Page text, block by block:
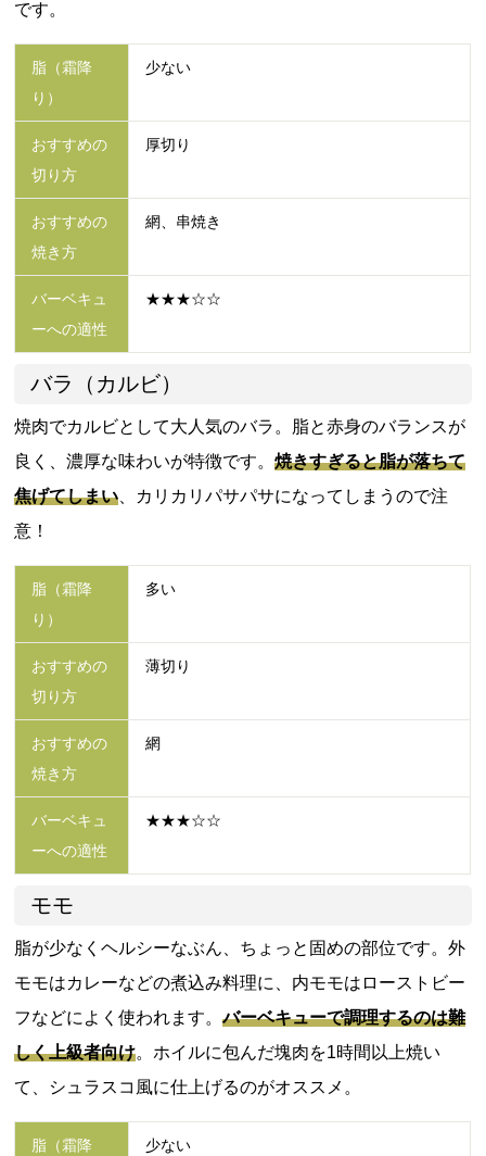
です。
脂（霜降
り）
少ない
おすすめの
切り方
厚切り
おすすめの
焼き方
網、串焼き
バーベキュ
ーへの適性
★★★☆☆
バラ（カルビ）
焼肉でカルビとして大人気のバラ。脂と赤身のバランスが
良く、濃厚な味わいが特徴です。焼きすぎると脂が落ちて
焦げてしまい 、カリカリパサパサになってしまうので注
意！
脂（霜降
り）
多い
おすすめの
切り方
薄切り
おすすめの
焼き方
網
バーベキュ
ーへの適性
★★★☆☆
モモ
脂が少なくヘルシーなぶん、ちょっと固めの部位です。外
モモはカレーなどの煮込み料理に、内モモはローストビー
フなどによく使われます。バーベキューで調理するのは難
しく上級者向け。ホイルに包んだ塊肉を1時間以上焼い
て、シュラスコ風に仕上げるのがオススメ。
脂（霜降
少ない